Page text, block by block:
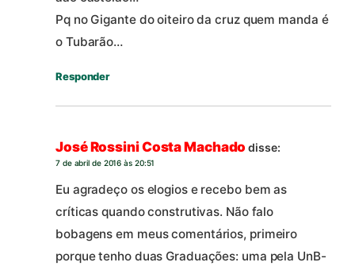
Pq no Gigante do oiteiro da cruz quem manda é
o Tubarão…
Responder
José Rossini Costa Machado disse:
7 de abril de 2016 às 20:51
Eu agradeço os elogios e recebo bem as
críticas quando construtivas. Não falo
bobagens em meus comentários, primeiro
porque tenho duas Graduações: uma pela UnB-